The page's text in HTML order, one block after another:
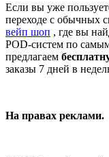
Если вы уже
переходе с обычных
вейп шоп , где вы
POD-систем по
предлагаем
заказы 7 дней в
На правах реклами.